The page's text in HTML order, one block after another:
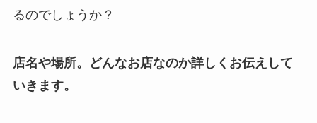
るのでしょうか？
店名や場所。どんなお店なのか詳しくお伝えして
いきます。